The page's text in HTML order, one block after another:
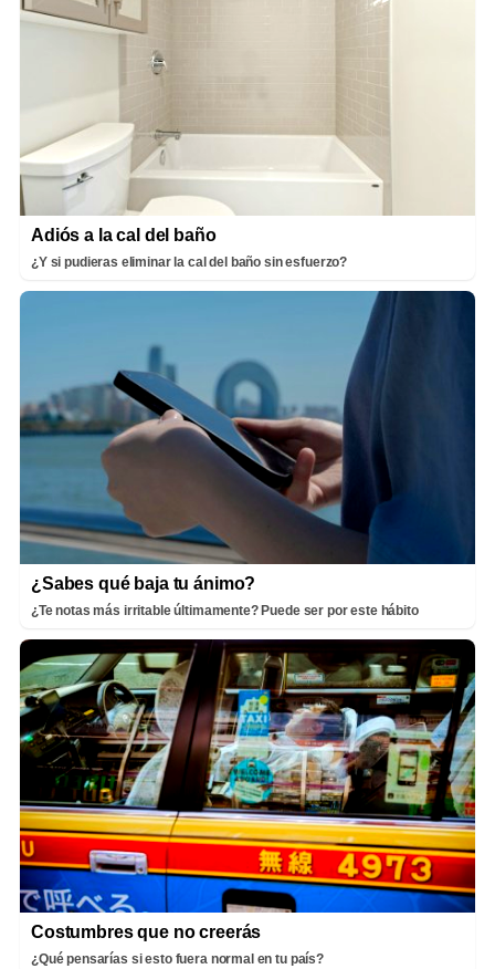
Adiós a la cal del baño
¿Y si pudieras eliminar la cal del baño sin esfuerzo?
¿Sabes qué baja tu ánimo?
¿Te notas más irritable últimamente? Puede ser por este hábito
Costumbres que no creerás
¿Qué pensarías si esto fuera normal en tu país?